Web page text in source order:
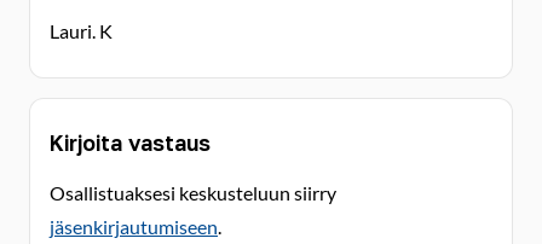
Lauri. K
Kirjoita vastaus
Osallistuaksesi keskusteluun siirry
jäsenkirjautumiseen.